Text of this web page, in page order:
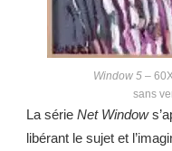
Window 5 –
sans
La série Net Window
libérant le sujet et